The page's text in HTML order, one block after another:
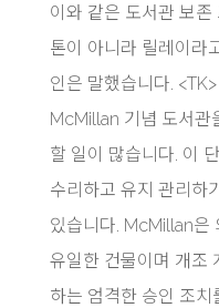
이와 같은 도서관 보
톤이 아니라 릴레이라
인은 말했습니다. <TK>
McMillan 기념 도서관
할 일이 많습니다. 이
수리하고 유지 관리하
있습니다. McMillan은
유일한 건물이며 개조
하는 엄격한 승인 조치